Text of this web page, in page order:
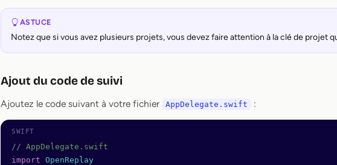
ASTUCE
Notez que si vous avez plusieurs projets, vous devez faire attention à la clé de projet
Ajout du code de suivi
Ajoutez le code suivant à votre fichier AppDelegate.swift :
// AppDelegate.swift
import OpenReplay